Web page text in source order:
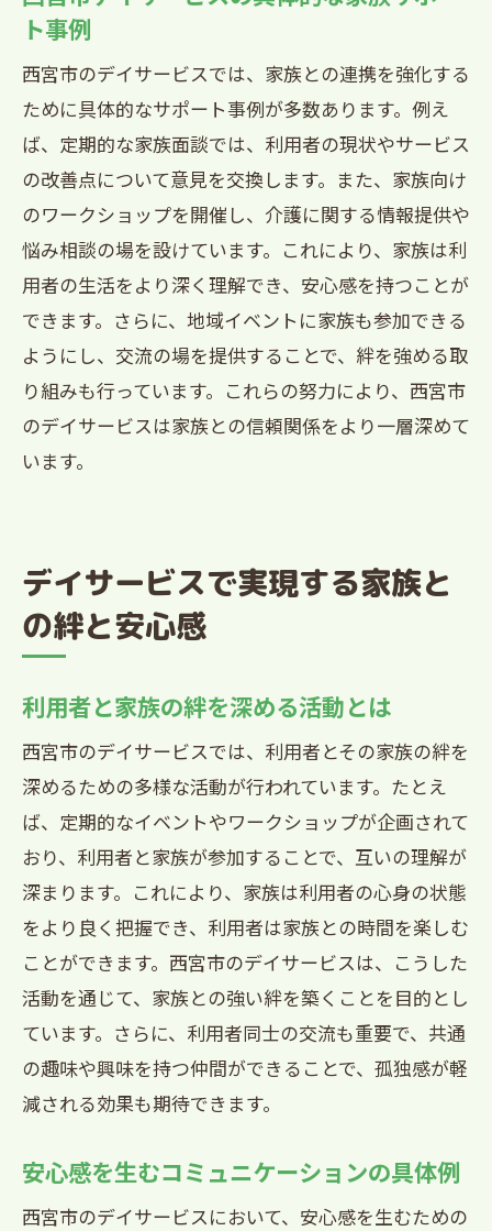
ト事例
西宮市のデイサービスでは、家族との連携を強化する
ために具体的なサポート事例が多数あります。例え
ば、定期的な家族面談では、利用者の現状やサービス
の改善点について意見を交換します。また、家族向け
のワークショップを開催し、介護に関する情報提供や
悩み相談の場を設けています。これにより、家族は利
用者の生活をより深く理解でき、安心感を持つことが
できます。さらに、地域イベントに家族も参加できる
ようにし、交流の場を提供することで、絆を強める取
り組みも行っています。これらの努力により、西宮市
のデイサービスは家族との信頼関係をより一層深めて
います。
デイサービスで実現する家族と
の絆と安心感
利用者と家族の絆を深める活動とは
西宮市のデイサービスでは、利用者とその家族の絆を
深めるための多様な活動が行われています。たとえ
ば、定期的なイベントやワークショップが企画されて
おり、利用者と家族が参加することで、互いの理解が
深まります。これにより、家族は利用者の心身の状態
をより良く把握でき、利用者は家族との時間を楽しむ
ことができます。西宮市のデイサービスは、こうした
活動を通じて、家族との強い絆を築くことを目的とし
ています。さらに、利用者同士の交流も重要で、共通
の趣味や興味を持つ仲間ができることで、孤独感が軽
減される効果も期待できます。
安心感を生むコミュニケーションの具体例
西宮市のデイサービスにおいて、安心感を生むための